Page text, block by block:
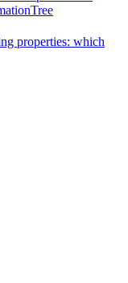
properties: which